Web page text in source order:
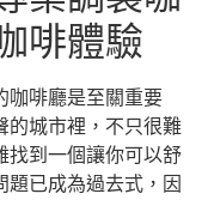
啡體驗
咖啡廳是至關重要
的城市裡，不只很難
找到一個讓你可以舒
題已成為過去式，因